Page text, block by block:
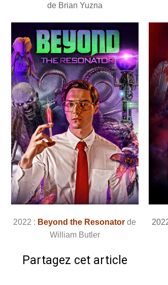
de Brian Yuzna
2022 : Beyond the Resonator de
William Butler
Partagez cet article